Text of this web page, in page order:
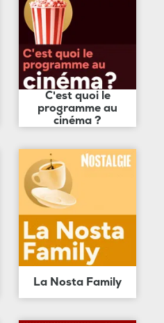
C'est quoi le
programme au
cinéma ?
La Nosta Family